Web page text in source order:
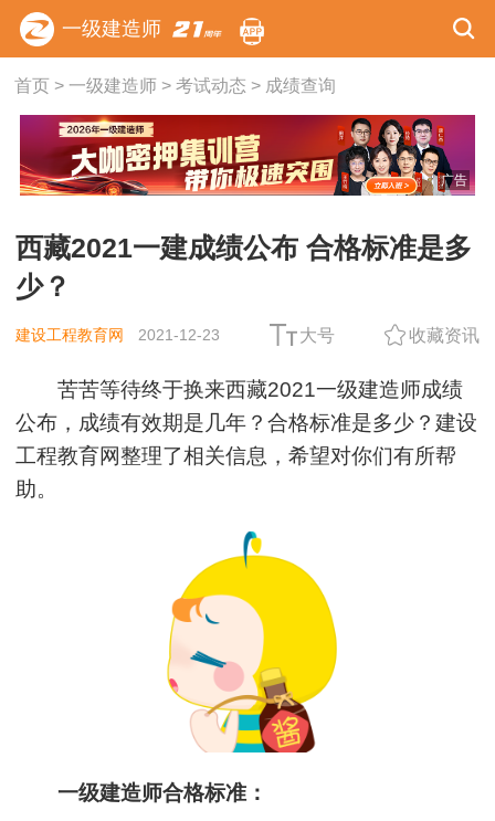
一级建造师
首页> 一级建造师> 考试动态 > 成绩查询
广告
西藏2021一建成绩公布 合格标准是多
少？
建设工程教育网 2021-12-23 大号 收藏资讯
苦苦等待终于换来西藏2021一级建造师成绩
公布，成绩有效期是几年？合格标准是多少？建设
工程教育网整理了相关信息，希望对你们有所帮
助。
一级建造师合格标准：